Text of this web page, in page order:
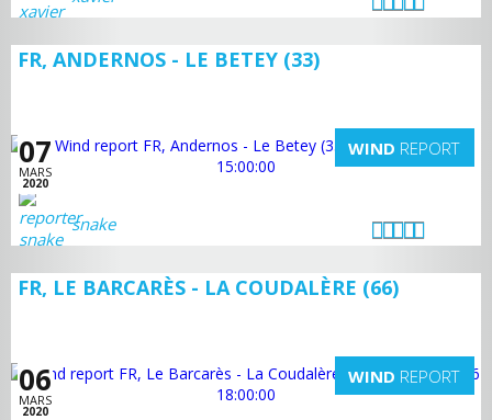
FR, ANDERNOS - LE BETEY (33)
07
MARS
2020
WIND REPORT
snake
FR, LE BARCARÈS - LA COUDALÈRE (66)
06
MARS
2020
WIND REPORT